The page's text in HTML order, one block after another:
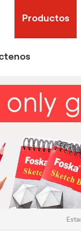
Productos